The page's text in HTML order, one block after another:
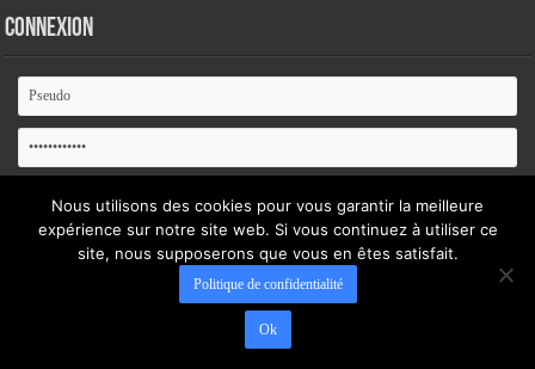
Connexion
Se souvenir de moi
Mot de passe oublié ?
Nous utilisons des cookies pour vous garantir la meilleure
expérience sur notre site web. Si vous continuez à utiliser ce
site, nous supposerons que vous en êtes satisfait.
Politique de confidentialité
Ok